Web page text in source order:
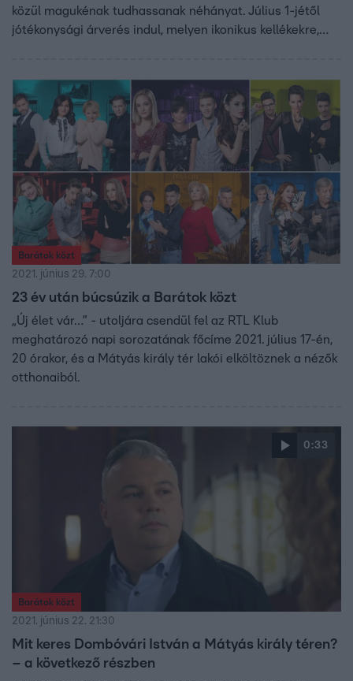
közül magukénak tudhassanak néhányat. Július 1-jétől
jótékonysági árverés indul, melyen ikonikus kellékekre,
epizódjai után még több, mint egy napig tart, így az
ereklyékre 2021. július 18-án 21:00 óráig lehet licitálni.
Barátok közt
2021. június 29. 7:00
23 év után búcsúzik a Barátok közt
„Új élet vár…” - utoljára csendül fel az RTL Klub
meghatározó napi sorozatának főcíme 2021. július 17-én,
20 órakor, és a Mátyás király tér lakói elköltöznek a nézők
otthonaiból.
0:33
Barátok közt
2021. június 22. 21:30
Mit keres Dombóvári István a Mátyás király téren?
– a következő részben